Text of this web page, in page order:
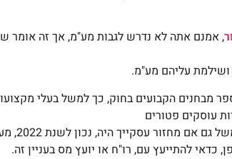
, אמנם אתה לא נדרש לגבות מע"מ, אך זה אומר
עליהם מע"מ.
מבחנים הקבועים בחוק, כך למשל בעלי
עוסקים פטורים
עסקייך היה, נכון לשנת 2022, מעל 102,292 ₪
כדאי להתייעץ עם, רו"ח או יועץ מס בעניין זה.